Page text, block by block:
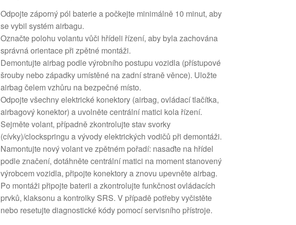
Odpojte záporný pól baterie a počkejte minimálně 10 minut, aby
se vybil systém airbagu.
Označte polohu volantu vůči hřídeli řízení, aby byla zachována
správná orientace při zpětné montáži.
Demontujte airbag podle výrobního postupu vozidla (přístupové
šrouby nebo západky umístěné na zadní straně věnce). Uložte
airbag čelem vzhůru na bezpečné místo.
Odpojte všechny elektrické konektory (airbag, ovládací tlačítka,
airbagový konektor) a uvolněte centrální matici kola řízení.
Sejměte volant, případně zkontrolujte stav svorky
(cívky)/clockspringu a vývody elektrických vodičů při demontáži.
Namontujte nový volant ve zpětném pořadí: nasaďte na hřídel
podle značení, dotáhněte centrální matici na moment stanovený
výrobcem vozidla, připojte konektory a znovu upevněte airbag.
Po montáži připojte baterii a zkontrolujte funkčnost ovládacích
prvků, klaksonu a kontrolky SRS. V případě potřeby vyčistěte
nebo resetujte diagnostické kódy pomocí servisního přístroje.